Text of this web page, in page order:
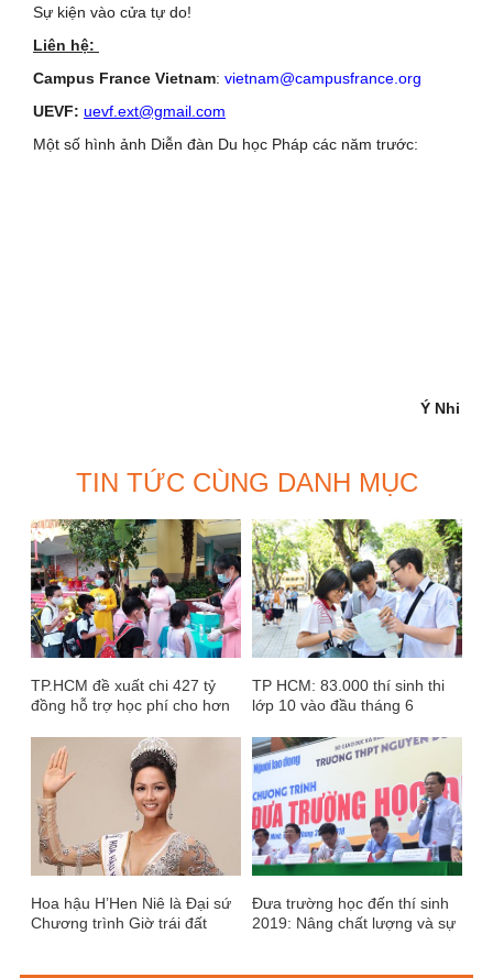
Sự kiện vào cửa tự do!
Liên hệ:
Campus France Vietnam: vietnam@campusfrance.org
UEVF: uevf.ext@gmail.com
Một số hình ảnh Diễn đàn Du học Pháp các năm trước:
Ý Nhi
TIN TỨC CÙNG DANH MỤC
TP.HCM đề xuất chi 427 tỷ
đồng hỗ trợ học phí cho hơn
TP HCM: 83.000 thí sinh thi
lớp 10 vào đầu tháng 6
Hoa hậu H’Hen Niê là Đại sứ
Chương trình Giờ trái đất
Đưa trường học đến thí sinh
2019: Nâng chất lượng và sự